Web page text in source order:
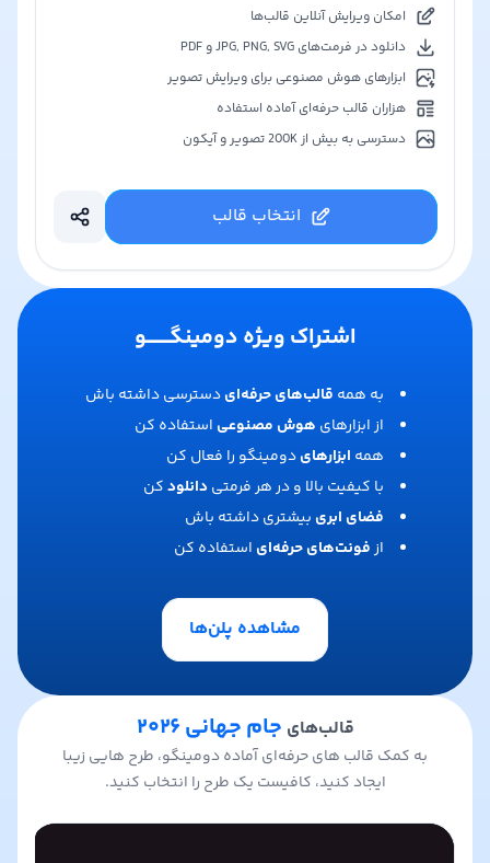
امکان ویرایش آنلاین قالب‌ها
دانلود در فرمت‌های JPG, PNG, SVG و PDF
ابزارهای هوش مصنوعی برای ویرایش تصویر
هزاران قالب حرفه‌ای آماده استفاده
دسترسی به بیش از 200K تصویر و آیکون
انتخاب قالب
اشتراک ویژه دومینگـــــــو
به همه قالب‌های حرفه‌ایدسترسی داشته باش
از ابزارهای هوش مصنوعی استفاده کن
همه ابزارهایدومینگو را فعال کن
با کیفیت بالا و در هر فرمتی دانلودکن
فضای ابری بیشتری داشته باش
ازفونت‌های حرفه‌ای استفاده کن
مشاهده پلن‌ها
قالب‌های جام جهانی ۲۰۲۶
به کمک قالب های حرفه‌ای آماده دومینگو، طرح هایی زیبا
ایجاد کنید، کافیست یک طرح را انتخاب کنید.